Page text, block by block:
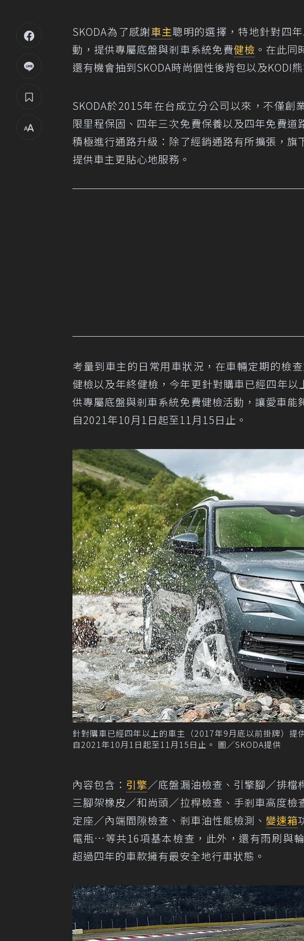
SKODA為了感謝車主聰明的選擇，特地針對四
動，提供專屬底盤與剎車系統免費健檢 。在此同
還有機會抽到SKODA時尚個性後背包以及KODI熊
SKODA於2015年在台成立分公司以來，不僅創
限里程保固、四年三次免費保養以及四年免費
積極進行通路升級：除了經銷通路有所擴張，
提供車主更貼心地服務。
考量到車主的日常用車狀況，在車輛定期的檢
健檢以及年終健檢，今年更針對購車已經四年
供專屬底盤與剎車系統免費健檢活動，讓愛車
自2021年10月1日起至11月15日止。
針對購車已經四年以上的車主（2017年9月底以前掛牌）提
自2021年10月1日起至11月15日止。 圖／SKODA提供
內容包含： 引擎／底盤漏油檢查、引擎腳／排檔
三腳架橡皮／和尚頭／拉桿檢查、手剎車高度
定座／內端間隙檢查、剎車油性能檢測、 變速箱
電瓶…等共16項基本檢查，此外，還有雨刷與
超過四年的車款擁有最安全地行車狀態。